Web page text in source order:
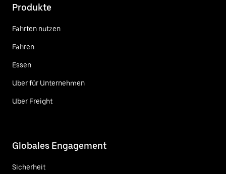
Produkte
Fahrten nutzen
Fahren
Essen
Uber für Unternehmen
Uber Freight
Globales Engagement
Sicherheit